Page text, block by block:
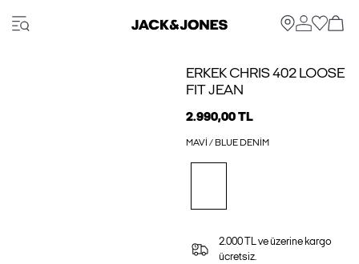
ERKEK CHRIS 402 LOOSE
FIT JEAN
2.990,00 TL
MAVI / BLUE DENIM
2.000 TL ve üzerine kargo
ücretsiz.